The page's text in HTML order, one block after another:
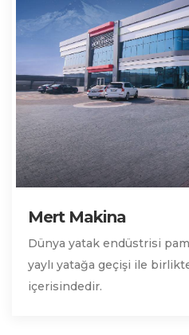
Mert Makina
Dünya yatak endüstrisi
yaylı yatağa geçişi ile
içerisindedir.